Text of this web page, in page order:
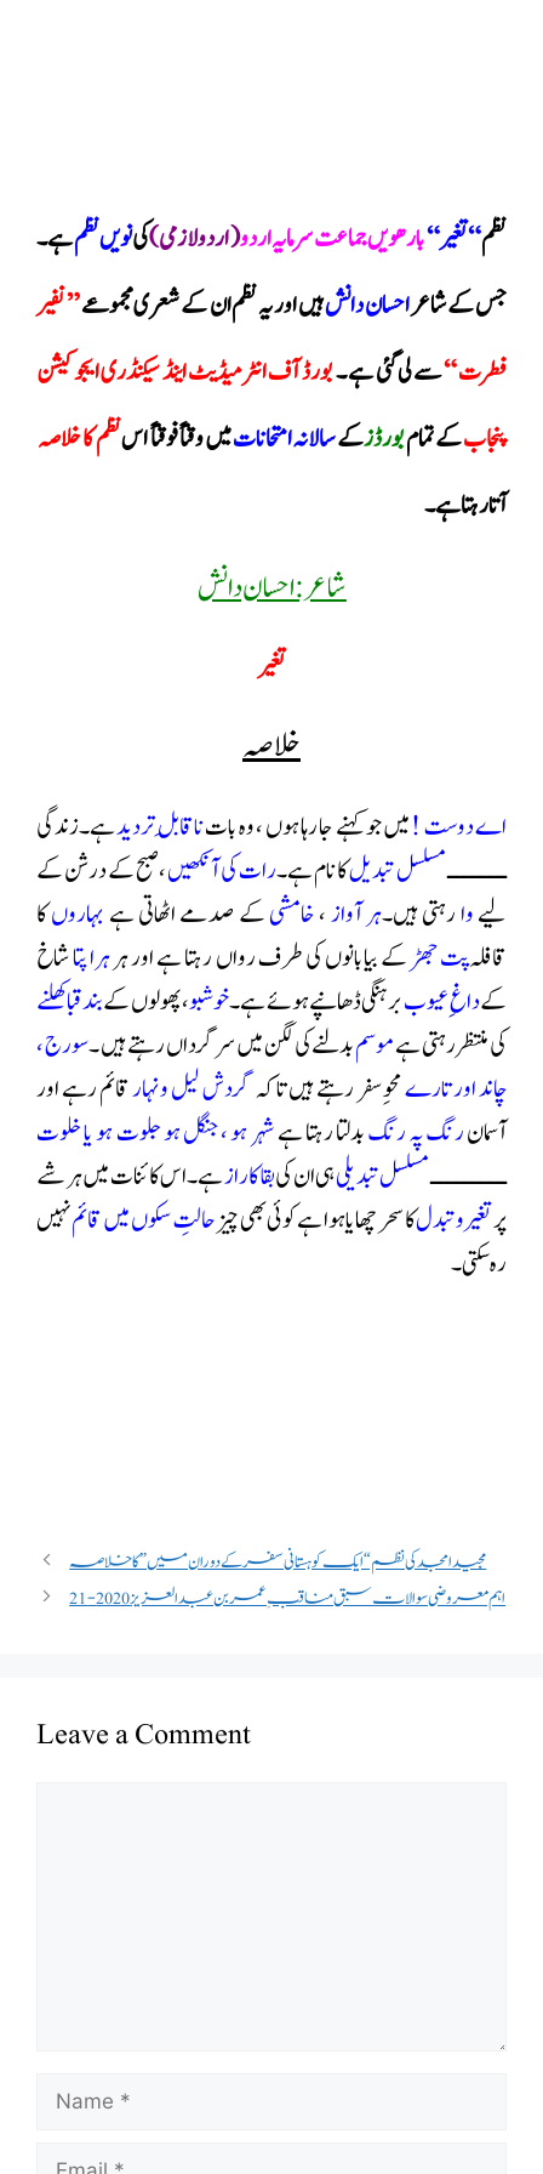
نظم“تغیر “بارھویں جماعتسرمایہ اردو( اردولازمی )کینویں نظمہے ۔
جس کے شاعراحسان دانشہیں اور یہ نظم ان کے شعری مجموعے” نفیر
فطرت “سے لی گئی ہے ۔بورڈ آف انٹرمیڈیٹ اینڈ سیکنڈری ایجوکیشن
پنجابکے تمامبورڈزکےسالانہ امتحاناتمیں وقتاً فوقتاً اسنظم کا خلاصہ
آتا رہتا ہے ۔
شاعر: احسان دانش
تغیر
خلاصہ
اے دوست !میں جو کہنے جا رہا ہوں ، وہ باتناقابلِ تردیدہے۔زندگی
ـــــــ مسلسل تبدیلکا نام ہے۔رات کی آنکھیں،صبح کے درشن کے
لیےوارہتی ہیں۔ہر آواز،خامشیکے صدمے اٹھاتی ہےبہاروںکا
قافلہپت جھڑکے بیابانوں کی طرف رواں رہتا ہے اور ہرہرا پتاشاخ
کےداغ ِ عیوببرہنگی ڈھانپے ہوئے ہے۔خوشبو، پھولوں کےبند قبا کھلنے
کی منتظر رہتی ہےموسمبدلنے کی لگن میں سرگرداں رہتے ہیں ۔سورج ،
چاند اور تارےمحوِ سفر رہتے ہیں تا کہگردش لیل و نہارقائم رہے اور
آسمانرنگ پہ رنگبدلتا رہتا ہےشہر ہو ، جنگل ہو جلوت ہو یا خلوت
ـــــــــمسلسل تبدیلیہی ان کیبقا کا رازہے۔اس کائنات میں ہر شے
پرتغیروتبدلکا سحر چھایا ہوا ہے کوئی بھی چیزحالتِ سکوں میں قائمنہیں
رہ سکتی ۔
مجید امجد کی نظم “ایک کوہستانی سفر کے دوران میں” کا خلاصہ
اہم معروضی سوالات سبق مناقبِ عمر بن عبدالعزیز2020-21
Leave a Comment
Name
Email